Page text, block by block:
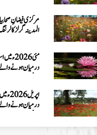
سیشنز
اپریل
سیشنز
اسلامی بہنوں کے
کم عمر بچوں اور